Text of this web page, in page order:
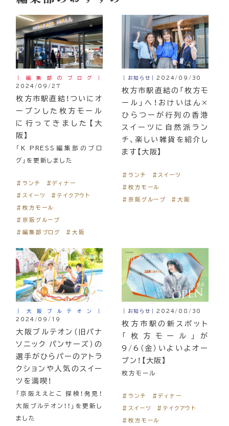
｜編集部のブログ｜
2024/09/27
枚方市駅直結！ついにオ
ープンした枚方モール
に行ってきました【大
阪】
「K PRESS編集部のブロ
グ」を更新しました
＃ランチ
＃ディナー
＃スイーツ
＃テイクアウト
＃枚方モール
＃京阪グループ
＃編集部ブログ
＃大阪
｜お知らせ｜2024/09/30
枚方市駅直結の「枚方モ
ール」へ！おけいはん×
ひらつーが行列の香港
スイーツに自然派ラン
チ、楽しい雑貨を紹介し
ます【大阪】
＃ランチ
＃スイーツ
＃枚方モール
＃京阪グループ
＃大阪
｜大阪ブルテオン｜
2024/09/19
大阪ブルテオン（旧パナ
ソニック パンサーズ）の
選手がひらパーのアトラ
クションや人気のスイー
ツを満喫！
「京阪ええとこ 探検！発見！
大阪ブルテオン！！」を更新し
ました
｜お知らせ｜2024/08/30
枚方市駅の新スポット
「枚方モール」が
9/6（金）いよいよオー
プン！【大阪】
枚方モール
＃ランチ
＃ディナー
＃スイーツ
＃テイクアウト
＃枚方モール